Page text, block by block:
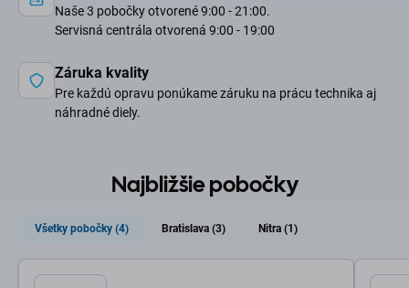
Naše 3 pobočky otvorené 9:00 - 21:00.
Servisná centrála otvorená 9:00 - 19:00
Záruka kvality
Pre každú opravu ponúkame záruku na prácu technika aj
náhradné diely.
Najbližšie pobočky
Všetky pobočky (4) Bratislava (3) Nitra (1)